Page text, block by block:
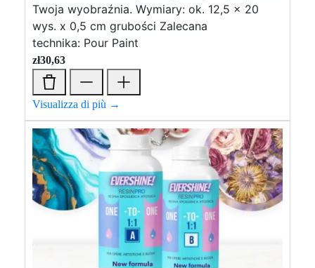
Twoja wyobraźnia. Wymiary: ok. 12,5 x 20
wys. x 0,5 cm grubości Zalecana
technika: Pour Paint
zł30,63
Visualizza di più →